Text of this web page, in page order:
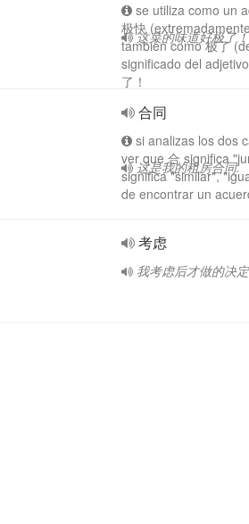
se utiliza como un
极快
también como 极了
significado del
了！
这菜的味道好极了！
合同
si analizas los dos
ver que 合 significa
significa "similar",
de encontrar un
这是我的租房合同.
考虑
我考虑后才做的决